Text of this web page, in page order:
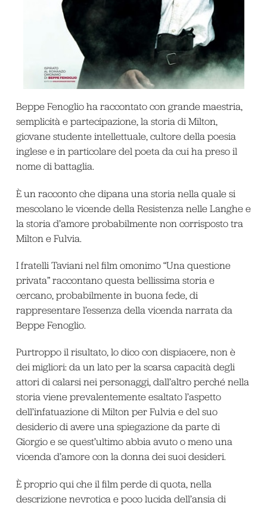
Beppe Fenoglio ha raccontato con grande maestria,
semplicità e partecipazione, la storia di Milton,
giovane studente intellettuale, cultore della poesia
inglese e in particolare del poeta da cui ha preso il
nome di battaglia.
È un racconto che dipana una storia nella quale si
mescolano le vicende della Resistenza nelle Langhe e
la storia d’amore probabilmente non corrisposto tra
Milton e Fulvia.
I fratelli Taviani nel film omonimo “Una questione
privata” raccontano questa bellissima storia e
cercano, probabilmente in buona fede, di
rappresentare l’essenza della vicenda narrata da
Beppe Fenoglio.
Purtroppo il risultato, lo dico con dispiacere, non è
dei migliori: da un lato per la scarsa capacità degli
attori di calarsi nei personaggi, dall’altro perché nella
storia viene prevalentemente esaltato l’aspetto
dell’infatuazione di Milton per Fulvia e del suo
desiderio di avere una spiegazione da parte di
Giorgio e se quest’ultimo abbia avuto o meno una
vicenda d’amore con la donna dei suoi desideri.
È proprio qui che il film perde di quota, nella
descrizione nevrotica e poco lucida dell’ansia di